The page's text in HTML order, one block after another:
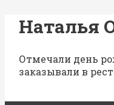
Наталья
Отмечали день
заказывали в